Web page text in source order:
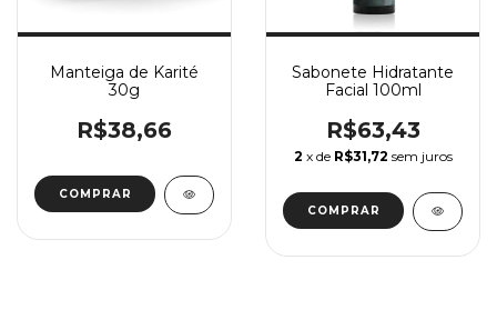
Manteiga de Karité
30g
R$38,66
Sabonete Hidratante
Facial 100ml
R$63,43
2 x de R$31,72 sem juros